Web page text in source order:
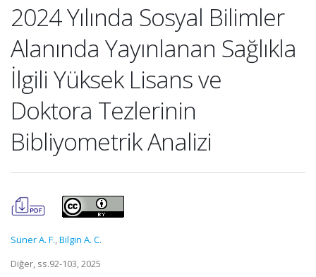
2024 Yılında Sosyal Bilimler
Alanında Yayınlanan Sağlıkla
İlgili Yüksek Lisans ve
Doktora Tezlerinin
Bibliyometrik Analizi
Süner A. F.,Bilgin A. C.
Diğer, ss.92-103, 2025